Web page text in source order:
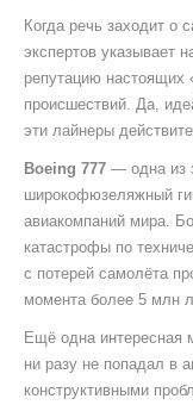
Когда речь заходит о
экспертов указывает
репутацию настоящих
происшествий. Да,
эти лайнеры
Boeing 777 — одна из
широкофюзеляжный
авиакомпаний мира.
катастрофы по
с потерей самолёта
момента более 5 млн
Ещё одна
ни разу не попадал в
конструктивными